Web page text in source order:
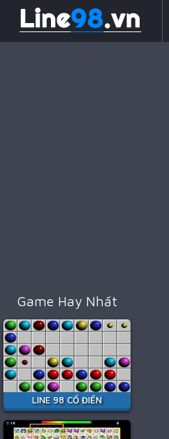
Game Hay Nhất
LINE 98 CỔ ĐIỂN